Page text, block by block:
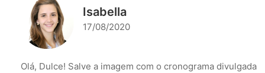
Isabella
17/08/2020
Olá, Dulce! Salve a imagem com o cronograma divulgada